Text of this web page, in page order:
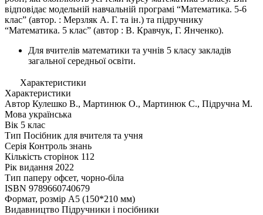
відповідає модельній навчальній програмі “Математика. 5-6
клас” (автор. : Мерзляк А. Г. та ін.) та підручнику
“Математика. 5 клас” (автор : В. Кравчук, Г. Янченко).
Для вчителів математики та учнів 5 класу закладів
загальної середньої освіти.
Характеристики
Характеристики
Автор Кулешко В., Мартинюк О., Мартинюк С., Підручна М.
Мова українська
Вік 5 клас
Тип Посібник для вчителя та учня
Серія Контроль знань
Кількість сторінок 112
Рік видання 2022
Тип паперу офсет, чорно-біла
ISBN 9789660740679
Формат, розмір А5 (150*210 мм)
Видавництво Підручники і посібники